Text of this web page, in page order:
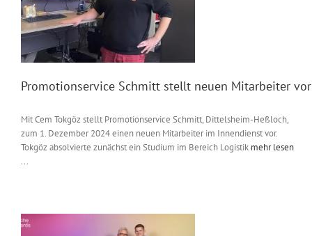
Promotionservice Schmitt stellt neuen Mitarbeiter vor
Mit Cem Tokgöz stellt Promotionservice Schmitt, Dittelsheim-Heßloch,
zum 1. Dezember 2024 einen neuen Mitarbeiter im Innendienst vor.
Tokgöz absolvierte zunächst ein Studium im Bereich Logistik mehr lesen
...